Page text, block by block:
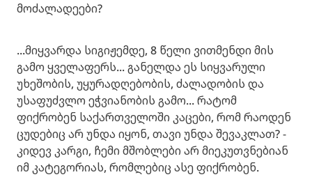
მოძალადეები?
...მიყვარდა სიგიჟემდე, 8 წელი ვითმენდი მის
გამო ყველაფერს... განელდა ეს სიყვარული
უხეშობის, უყურადღებობის, ძალადობის და
უსაფუძვლო ეჭვიანობის გამო... რატომ
ფიქრობენ საქართველოში კაცები, რომ რაოდენ
ცუდებიც არ უნდა იყონ, თავი უნდა შევაკლათ? -
კიდევ კარგი, ჩემი მშობლები არ მიეკუთვნებიან
იმ კატეგორიას, რომლებიც ასე ფიქრობენ.